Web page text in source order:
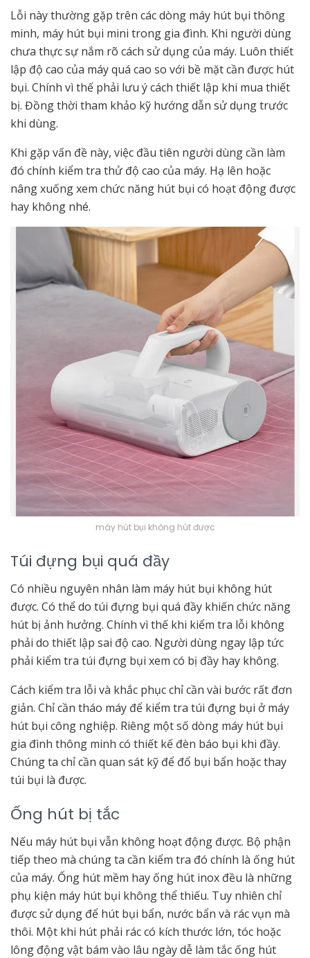
Lỗi này thường gặp trên các dòng máy hút bụi thông
minh, máy hút bụi mini trong gia đình. Khi người dùng
chưa thực sự nắm rõ cách sử dụng của máy. Luôn thiết
lập độ cao của máy quá cao so với bề mặt cần được hút
bụi. Chính vì thế phải lưu ý cách thiết lập khi mua thiết
bị. Đồng thời tham khảo kỹ hướng dẫn sử dụng trước
khi dùng.
Khi gặp vấn đề này, việc đầu tiên người dùng cần làm
đó chính kiểm tra thử độ cao của máy. Hạ lên hoặc
nâng xuống xem chức năng hút bụi có hoạt động được
hay không nhé.
máy hút bụi không hút được
Túi đựng bụi quá đầy
Có nhiều nguyên nhân làm máy hút bụi không hút
được. Có thể do túi đựng bụi quá đầy khiến chức năng
hút bị ảnh hưởng. Chính vì thế khi kiểm tra lỗi không
phải do thiết lập sai độ cao. Người dùng ngay lập tức
phải kiểm tra túi đựng bụi xem có bị đầy hay không.
Cách kiểm tra lỗi và khắc phục chỉ cần vài bước rất đơn
giản. Chỉ cần tháo máy để kiểm tra túi đựng bụi ở máy
hút bụi công nghiệp. Riêng một số dòng máy hút bụi
gia đình thông minh có thiết kế đèn báo bụi khi đầy.
Chúng ta chỉ cần quan sát kỹ để đổ bụi bẩn hoặc thay
túi bụi là được.
Ống hút bị tắc
Nếu máy hút bụi vẫn không hoạt động được. Bộ phận
tiếp theo mà chúng ta cần kiểm tra đó chính là ống hút
của máy. Ống hút mềm hay ống hút inox đều là những
phụ kiện máy hút bụi không thể thiếu. Tuy nhiên chỉ
được sử dụng để hút bụi bẩn, nước bẩn và rác vụn mà
thôi. Một khi hút phải rác có kích thước lớn, tóc hoặc
lông động vật bám vào lâu ngày dễ làm tắc ống hút